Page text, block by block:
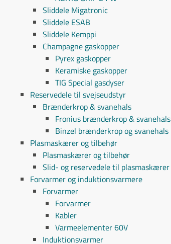
Sliddele Migatronic
Sliddele ESAB
Sliddele Kemppi
Champagne gaskopper
Pyrex gaskopper
Keramiske gaskopper
TIG Special gasdyser
Reservedele til svejseudstyr
Brænderkrop & svanehals
Fronius brænderkrop & svanehals
Binzel brænderkrop og svanehals
Plasmaskærer og tilbehør
Plasmaskærer og tilbehør
Slid- og reservedele til plasmaskærer
Forvarmer og induktionsvarmere
Forvarmer
Forvarmer
Kabler
Varmeelementer 60V
Induktionsvarmer